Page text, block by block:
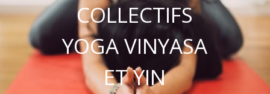
COLLECTIFS
YOGA VINYASA
ET YIN